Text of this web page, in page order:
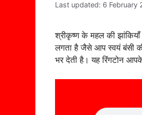
6 February
श्रीकृष्ण के महल की
लगता है जैसे आप स्वयं बंसी
भर देती है। यह रिंगटोन